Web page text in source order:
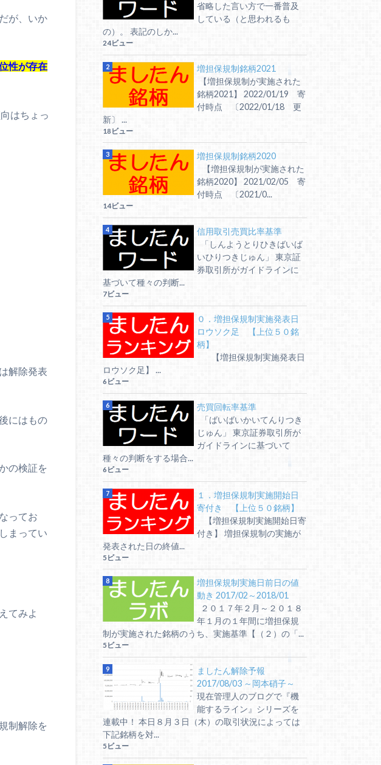
が、いか
性が存在
はちょっ
解除発表
にはもの
の検証を
ってお
まってい
てみよ
制解除を
省略した言い方で一番普及
している（と思われるも
の）。 表記のしか...
24ビュー
増担保規制銘柄2021
【増担保規制が実施された
銘柄2021】 2022/01/19 寄
付時点 〔2022/01/18 更
新〕 ...
18ビュー
増担保規制銘柄2020
【増担保規制が実施された
銘柄2020】 2021/02/05 寄
付時点 〔2021/0...
14ビュー
信用取引売買比率基準
「しんようとりひきばいば
いひりつきじゅん」 東京証
券取引所がガイドラインに
基づいて種々の判断...
7ビュー
０．増担保規制実施発表日
ロウソク足 【上位５０銘
柄】
【増担保規制実施発表日
ロウソク足】 ...
6ビュー
売買回転率基準
「ばいばいかいてんりつき
じゅん」 東京証券取引所が
ガイドラインに基づいて
種々の判断をする場合...
6ビュー
１．増担保規制実施開始日
寄付き 【上位５０銘柄】
【増担保規制実施開始日寄
付き】 増担保規制の実施が
発表された日の終値...
5ビュー
増担保規制実施日前日の値
動き 2017/02～2018/01
２０１７年２月～２０１８
年１月の１年間に増担保規
制が実施された銘柄のうち、実施基準【（２）の「...
5ビュー
ましたん解除予報
2017/08/03 ～岡本硝子～
現在管理人のブログで『機
能するライン』シリーズを
連載中！ 本日８月３日（木）の取引状況によっては
下記銘柄を対...
5ビュー